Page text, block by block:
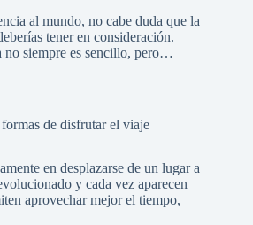
al mundo, no cabe duda que la
tener en consideración.
no siempre es sencillo, pero…
de disfrutar el viaje
en desplazarse de un lugar a
y cada vez aparecen
aprovechar mejor el tiempo,